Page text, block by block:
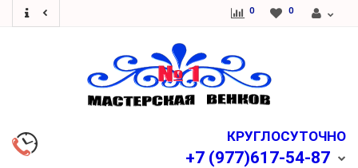
0 0
КРУГЛОСУТОЧНО
+7 (977)617-54-87